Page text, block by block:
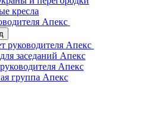
кресла
Апекс
руководителя Апекс
заседаний Апекс
Апекс
группа Апекс